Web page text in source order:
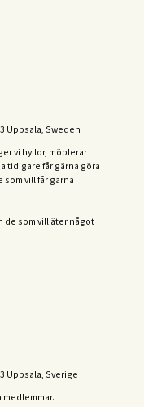
Uppsala, Sweden
vi hyllor, möblerar
tidigare får gärna göra
som vill får gärna
de som vill äter något
Uppsala, Sverige